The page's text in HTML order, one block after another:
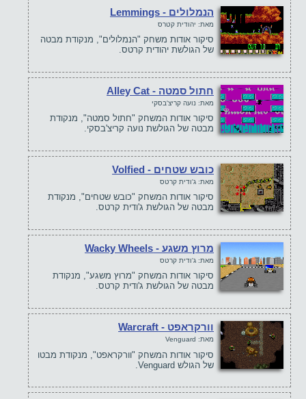
הנמלולים - Lemmings
מאת: יהודית קטרס
סיקור אודות משחק "הנמלולים", מנקודת מבטה
של הגולשת יהודית קרטס.
חתול סמטה - Alley Cat
מאת: נועה קריצ'בסקי
סיקור אודות המשחק "חתול סמטה", מנקודת
מבטה של הגולשת נועה קריצ'בסקי.
כובש שטחים - Volfied
מאת: ג'ודית קרטס
סיקור אודות המשחק "כובש שטחים", מנקודת
מבטה של הגולשת ג'ודית קרטס.
מרוץ משגע - Wacky Wheels
מאת: ג'ודית קרטס
סיקור אודות המשחק "מרוץ משגע", מנקודת
מבטה של הגולשת ג'ודית קרטס.
וורקראפט - Warcraft
מאת: Venguard
סיקור אודות המשחק "וורקראפט", מנקודת מבטו
של הגולש Venguard.